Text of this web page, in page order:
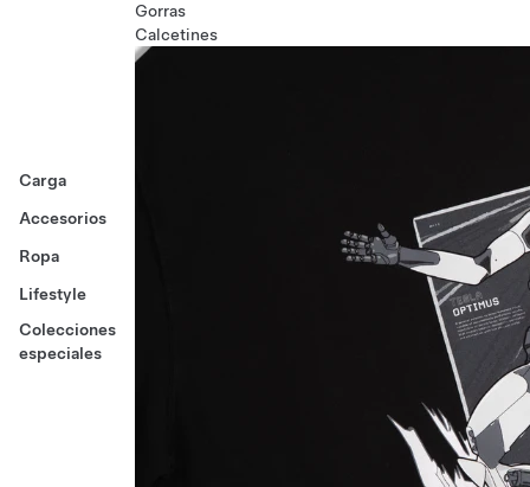
Carga
Accesorios
Ropa
Lifestyle
Colecciones
especiales
Gorras
Calcetines